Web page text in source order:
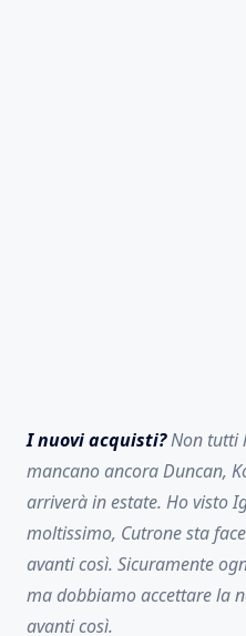
I nuovi acquisti?Non tutti
mancano ancora Duncan,
arriverà in estate. Ho visto
moltissimo, Cutrone sta
avanti così. Sicuramente
ma dobbiamo accettare la
avanti così.